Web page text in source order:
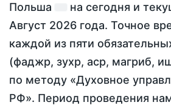
Польша
на сегодня и
Август 2026 года. Точное
каждой из пяти
(фаджр, зухр, аср, магриб,
по методу «Духовное
РФ». Период проведения